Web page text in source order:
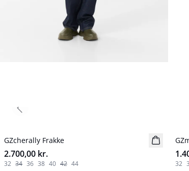
Nyhed
GZcherally Frakke
2.700,00 kr.
32 34 36 38 40 42 44 32
Previous slide